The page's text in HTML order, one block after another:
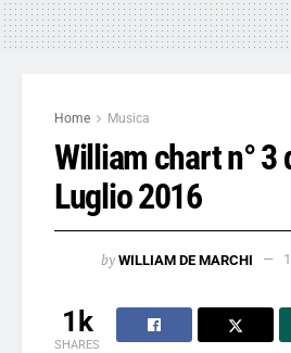
Home Musica
William chart n° 3
Luglio 2016
by WILLIAM DE MARCHI
1k
SHARES